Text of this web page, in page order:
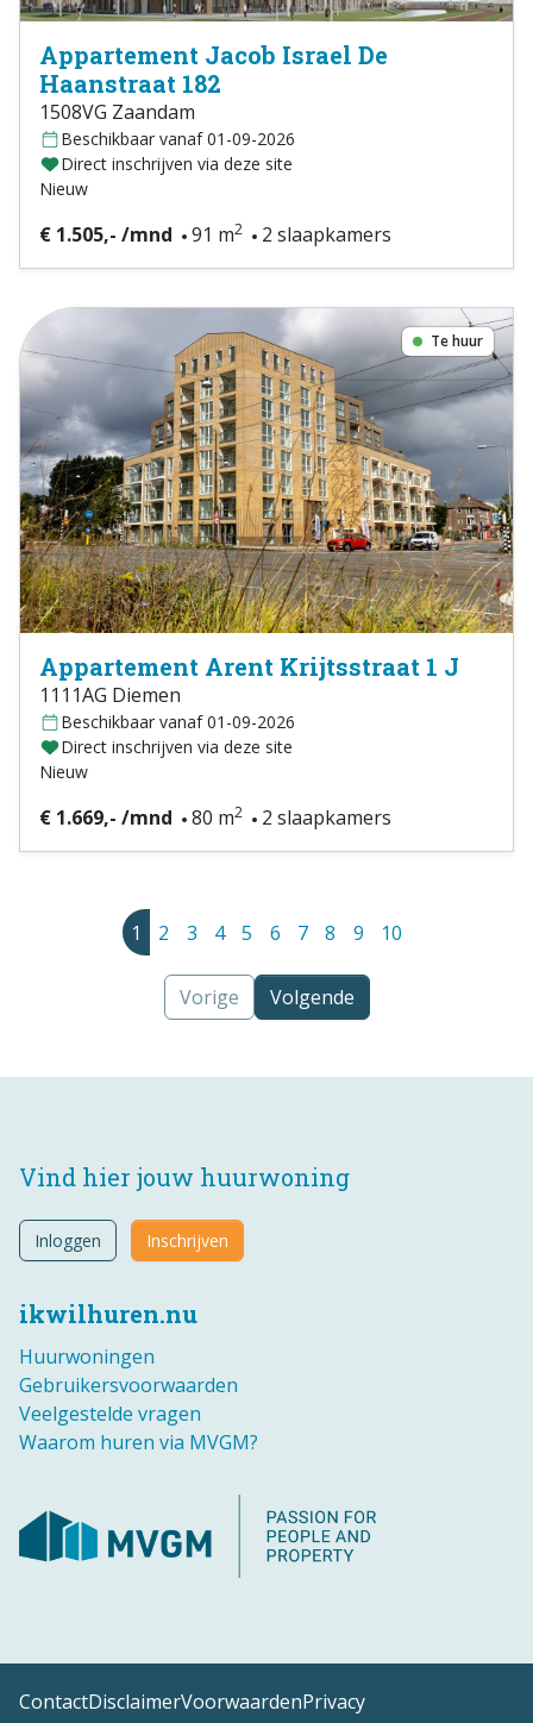
Appartement Jacob Israel De
Haanstraat 182
1508VG Zaandam
Beschikbaar vanaf 01-09-2026
Direct inschrijven via deze site
Nieuw
€ 1.505,- /mnd 91 m2 2 slaapkamers
Te huur
Appartement Arent Krijtsstraat 1 J
1111AG Diemen
Beschikbaar vanaf 01-09-2026
Direct inschrijven via deze site
Nieuw
€ 1.669,- /mnd 80 m2 2 slaapkamers
1 2 3 4 5 6 7 8 9 10
Vorige Volgende
ikwilhuren.nu
Huurwoningen
Gebruikersvoorwaarden
Veelgestelde vragen
Waarom huren via MVGM?
Vind hier jouw huurwoning
Inloggen Inschrijven
ContactDisclaimerVoorwaardenPrivacy